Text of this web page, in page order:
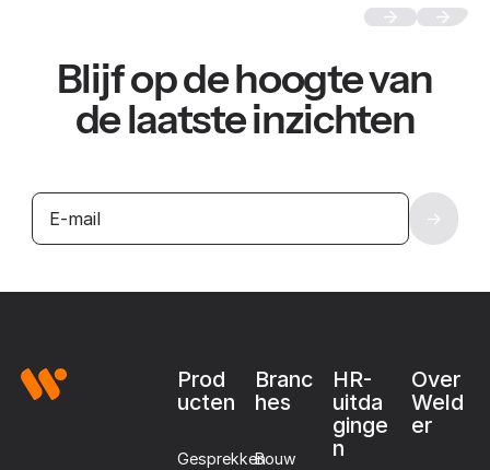
Blijf op de hoogte van
de laatste inzichten
Prod
ucten
Gesprekken
Branc
hes
Bouw
HR-
uitda
ginge
n
Over
Weld
er